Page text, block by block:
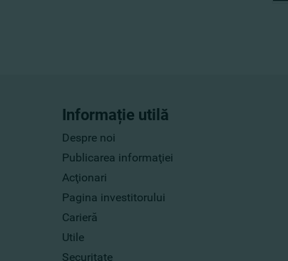
Informație utilă
Despre noi
Publicarea informaţiei
Acţionari
Pagina investitorului
Carieră
Utile
Securitate